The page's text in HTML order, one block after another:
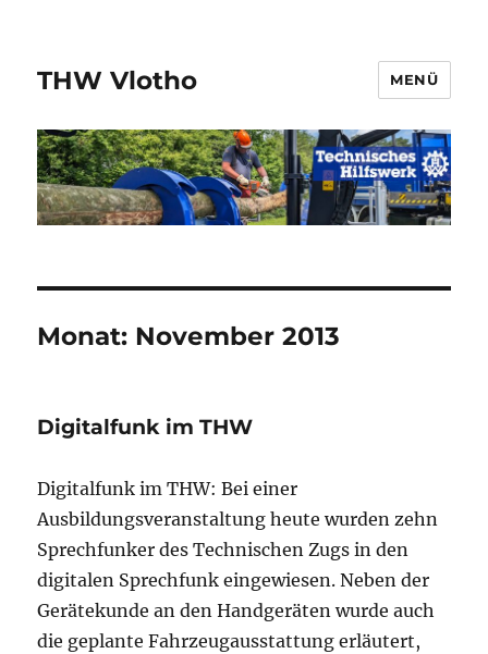
THW Vlotho MENÜ
Monat: November 2013
Digitalfunk im THW
Digitalfunk im THW: Bei einer
Ausbildungsveranstaltung heute wurden zehn
Sprechfunker des Technischen Zugs in den
digitalen Sprechfunk eingewiesen. Neben der
Gerätekunde an den Handgeräten wurde auch
die geplante Fahrzeugausstattung erläutert,